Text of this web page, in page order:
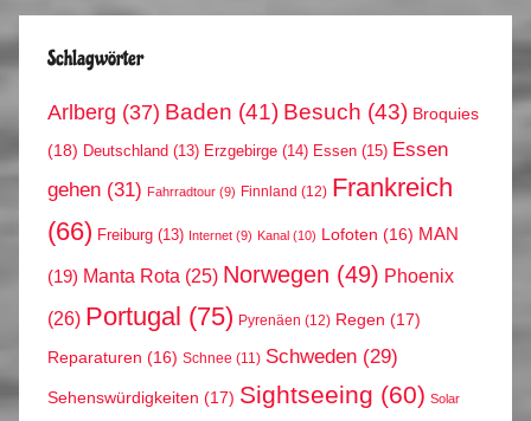
Schlagwörter
Arlberg (37) Baden (41) Besuch (43) Broquies
(18) Deutschland (13) Erzgebirge (14) Essen (15) Essen
gehen (31) Fahrradtour (9) Finnland (12) Frankreich
(66) Freiburg (13) Internet (9) Kanal (10) Lofoten (16) MAN
(19) Manta Rota (25) Norwegen (49) Phoenix
(26) Portugal (75) Pyrenäen (12) Regen (17)
Reparaturen (16) Schnee (11) Schweden (29)
Sehenswürdigkeiten (17) Sightseeing (60) Solar